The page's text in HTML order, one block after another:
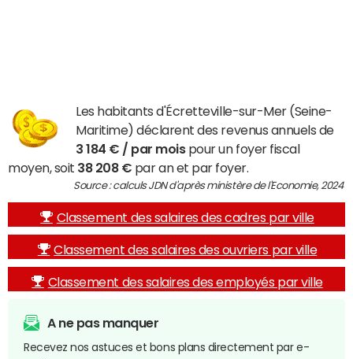
Les habitants d'Écretteville-sur-Mer (Seine-
Maritime) déclarent des revenus annuels de
3 184 € / par moispour un foyer fiscal
moyen, soit 38 208 € par an et par foyer.
Source : calculs JDN d'après ministère de l'Economie, 2024
Classement des salaires des cadres par ville
Classement des salaires des ouvriers par ville
Classement des salaires des employés par ville
A ne pas manquer
Recevez nos astuces et bons plans directement par e-